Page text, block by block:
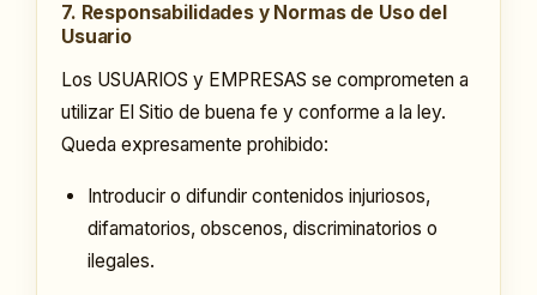
7. Responsabilidades y Normas de Uso del
Usuario
Los USUARIOS y EMPRESAS se comprometen a
utilizar El Sitio de buena fe y conforme a la ley.
Queda expresamente prohibido:
Introducir o difundir contenidos injuriosos,
difamatorios, obscenos, discriminatorios o
ilegales.